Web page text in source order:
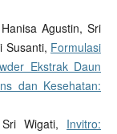
Agustin, Sri
Susanti, Formulasi
Ekstrak Daun
dan Kesehatan:
Wigati, Invitro: